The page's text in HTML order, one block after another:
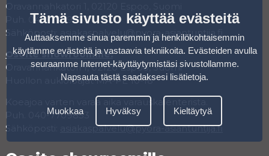
Oravannahkatori 1, 02120 Espoo, Suomi
Puh. 040-7709853
Sähköposti:
asiakaspalvelu@pyora-asiantuntija.fi
Osoite showroomille:
Oravannahkatori 1, 02120 Espoo, Suomi
Huollon aukioloajat MA-PE 10-18
Koeajoa varten varaa aika varauskalenterista.
Puh. 040-7709853
Sähköposti:
asiakaspalvelu@pyora-asiantuntija.fi
Tämä sivusto käyttää evästeitä
Auttaaksemme sinua paremmin ja henkilökohtaisemmin
käytämme evästeitä ja vastaavia tekniikoita. Evästeiden avulla
seuraamme Internet-käyttäytymistäsi sivustollamme.
Napsauta tästä saadaksesi lisätietoja.
Muokkaa Hyväksy Kieltäytyä